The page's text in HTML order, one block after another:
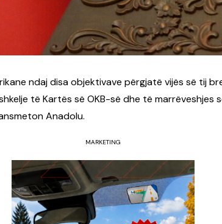
ndaj disa objektivave përgjatë vijës së tij
të Kartës së OKB-së dhe të marrëveshjes
Anadolu.
MARKETING